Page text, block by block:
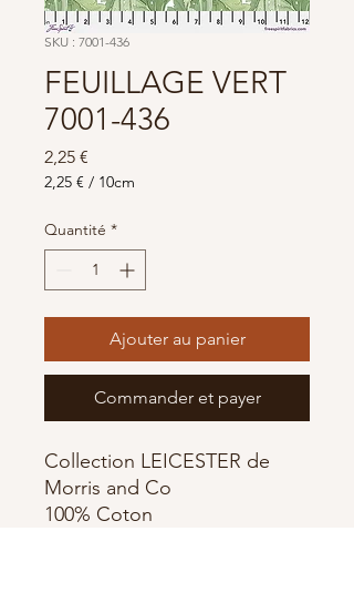
SKU : 7001-436
FEUILLAGE VERT
7001-436
2,25 €
2,25 € / 10cm
pour
10
Centimètres
Quantité *
Ajouter au panier
Commander et payer
Collection LEICESTER de
Morris and Co
100% Coton